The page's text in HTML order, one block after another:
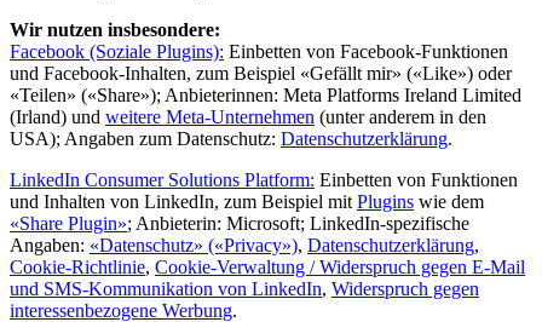
Wir nutzen insbesondere:
Facebook (Soziale Plugins): Einbetten von Facebook-Funktionen
und Facebook-Inhalten, zum Beispiel «Gefällt mir» («Like») oder
«Teilen» («Share»); Anbieterinnen: Meta Platforms Ireland Limited
(Irland) und weitere Meta-Unternehmen (unter anderem in den
USA); Angaben zum Datenschutz: Datenschutzerklärung.
LinkedIn Consumer Solutions Platform: Einbetten von Funktionen
und Inhalten von LinkedIn, zum Beispiel mit Plugins wie dem
«Share Plugin»; Anbieterin: Microsoft; LinkedIn-spezifische
Angaben: «Datenschutz» («Privacy»), Datenschutzerklärung,
Cookie-Richtlinie, Cookie-Verwaltung / Widerspruch gegen E-Mail
und SMS-Kommunikation von LinkedIn, Widerspruch gegen
interessenbezogene Werbung.